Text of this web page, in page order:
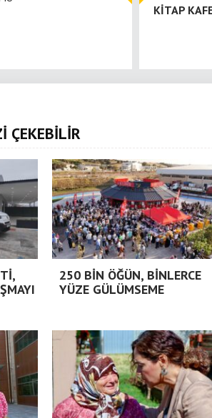
KİTAP
ÇEKEBİLİR
250 BİN ÖĞÜN, BİNLERCE
YÜZE GÜLÜMSEME